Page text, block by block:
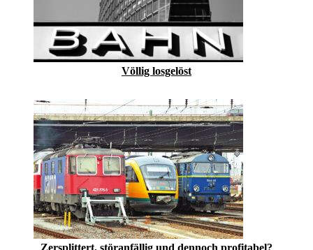
Völlig losgelöst
Zersplittert, störanfällig und dennoch profitabel?